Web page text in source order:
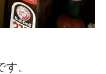
。